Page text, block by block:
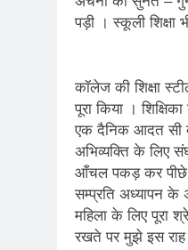
पड़ी । स्कूली शिक्षा
कॉलेज की शिक्षा
पूरा किया ।
एक दैनिक आदत सी
अभिव्यक्ति के लिए
आँचल पकड़ कर पीछे
सम्प्रति अध्यापन
महिला के लिए पूरा
रखते पर मुझे इस